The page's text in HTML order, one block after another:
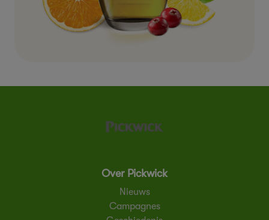
Over Pickwick
Nieuws
Campagnes